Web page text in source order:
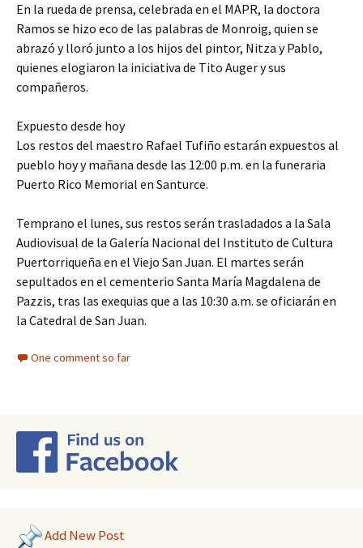
En la rueda de prensa, celebrada en el MAPR, la doctora
Ramos se hizo eco de las palabras de Monroig, quien se
abrazó y lloró junto a los hijos del pintor, Nitza y Pablo,
quienes elogiaron la iniciativa de Tito Auger y sus
compañeros.
Expuesto desde hoy
Los restos del maestro Rafael Tufiño estarán expuestos al
pueblo hoy y mañana desde las 12:00 p.m. en la funeraria
Puerto Rico Memorial en Santurce.
Temprano el lunes, sus restos serán trasladados a la Sala
Audiovisual de la Galería Nacional del Instituto de Cultura
Puertorriqueña en el Viejo San Juan. El martes serán
sepultados en el cementerio Santa María Magdalena de
Pazzis, tras las exequias que a las 10:30 a.m. se oficiarán en
la Catedral de San Juan.
One comment so far
Add New Post